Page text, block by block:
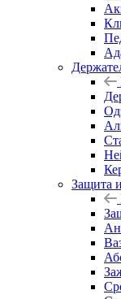
Защита